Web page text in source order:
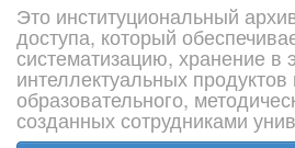
Это институциональный
доступа, который
систематизацию, хранение в
интеллектуальных продуктов
образовательного,
созданных сотрудниками